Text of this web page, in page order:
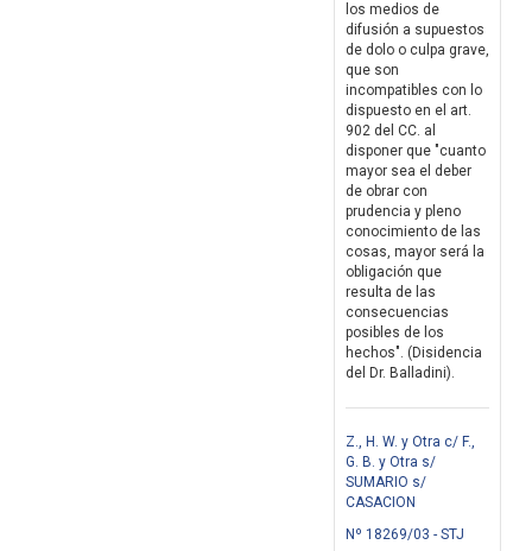
los medios de
difusión a supuestos
de dolo o culpa grave,
que son
incompatibles con lo
dispuesto en el art.
902 del CC. al
disponer que "cuanto
mayor sea el deber
de obrar con
prudencia y pleno
conocimiento de las
cosas, mayor será la
obligación que
resulta de las
consecuencias
posibles de los
hechos". (Disidencia
del Dr. Balladini).
Z., H. W. y Otra c/ F.,
G. B. y Otra s/
SUMARIO s/
CASACION
Nº 18269/03 - STJ